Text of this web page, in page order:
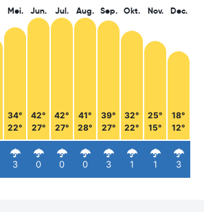
Mei.
34°
22°
3
Jun.
42°
27°
0
Jul.
42°
27°
0
Aug.
41°
28°
0
Sep.
39°
27°
3
Okt.
32°
22°
1
Nov.
25°
15°
1
Dec.
18°
12°
3